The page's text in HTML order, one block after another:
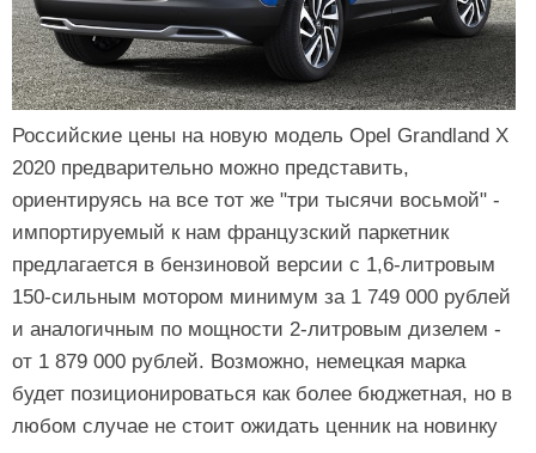
Российские цены на новую модель Opel Grandland X
2020 предварительно можно представить,
ориентируясь на все тот же "три тысячи восьмой" -
импортируемый к нам французский паркетник
предлагается в бензиновой версии с 1,6-литровым
150-сильным мотором минимум за 1 749 000 рублей
и аналогичным по мощности 2-литровым дизелем -
от 1 879 000 рублей. Возможно, немецкая марка
будет позиционироваться как более бюджетная, но в
любом случае не стоит ожидать ценник на новинку